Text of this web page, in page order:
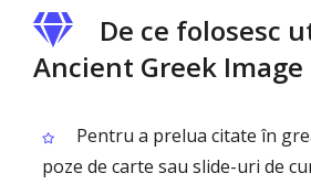
De ce folosesc
Ancient Greek Image
Pentru a prelua citate în
poze de carte sau slide-uri de